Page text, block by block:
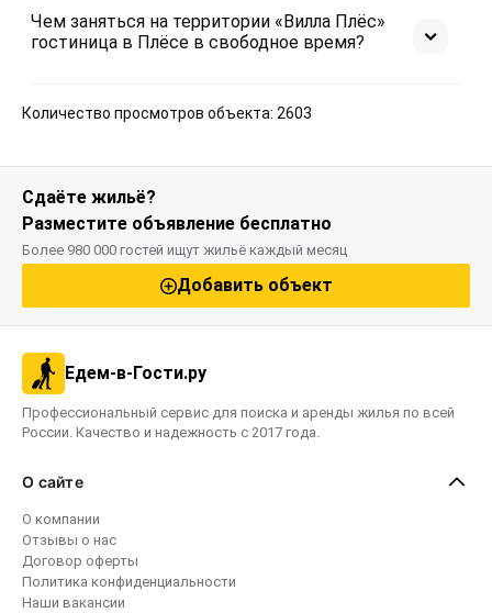
Чем заняться на территории «Вилла Плёс»
гостиница в Плёсе в свободное время?
Количество просмотров объекта: 2603
Сдаёте жильё?
Разместите объявление бесплатно
Более 980 000 гостей ищут жильё каждый месяц
Добавить объект
Едем-в-Гости.ру
Профессиональный сервис для поиска и аренды жилья по всей
России. Качество и надежность с 2017 года.
О сайте
О компании
Отзывы о нас
Договор оферты
Политика конфиденциальности
Наши вакансии